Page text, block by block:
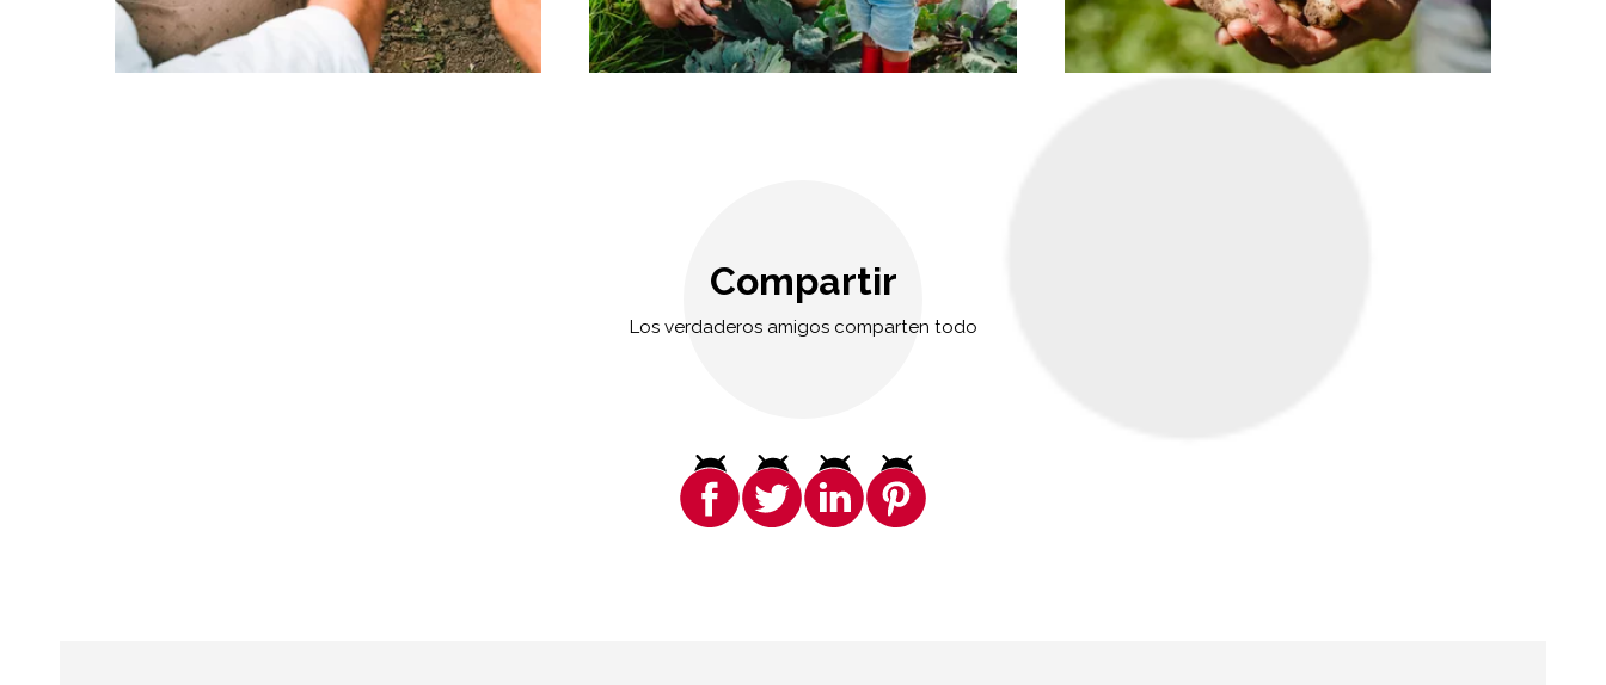
Compartir
Los verdaderos amigos comparten todo